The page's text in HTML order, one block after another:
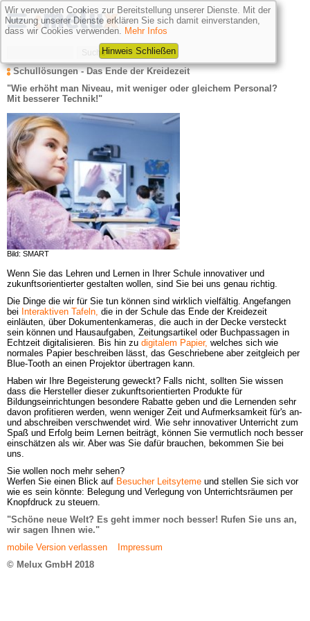
Schullösungen - Das Ende der Kreidezeit
"Wie erhöht man Niveau, mit weniger oder gleichem Personal?
Mit besserer Technik!"
Bild: SMART
Wenn Sie das Lehren und Lernen in Ihrer Schule innovativer und
zukunftsorientierter gestalten wollen, sind Sie bei uns genau richtig.
Die Dinge die wir für Sie tun können sind wirklich vielfältig. Angefangen
bei Interaktiven Tafeln, die in der Schule das Ende der Kreidezeit
einläuten, über Dokumentenkameras, die auch in der Decke versteckt
sein können und Hausaufgaben, Zeitungsartikel oder Buchpassagen in
Echtzeit digitalisieren. Bis hin zu digitalem Papier, welches sich wie
normales Papier beschreiben lässt, das Geschriebene aber zeitgleich per
Haben wir Ihre Begeisterung geweckt? Falls nicht, sollten Sie wissen
dass die Hersteller dieser zukunftsorientierten Produkte für
Bildungseinrichtungen besondere Rabatte geben und die Lernenden sehr
davon profitieren werden, wenn weniger Zeit und Aufmerksamkeit für's an-
und abschreiben verschwendet wird. Wie sehr innovativer Unterricht zum
Spaß und Erfolg beim Lernen beiträgt, können Sie vermutlich noch besser
einschätzen als wir. Aber was Sie dafür brauchen, bekommen Sie bei
uns.
Sie wollen noch mehr sehen?
Werfen Sie einen Blick auf Besucher Leitsyteme und stellen Sie sich vor
wie es sein könnte: Belegung und Verlegung von Unterrichtsräumen per
Knopfdruck zu steuern.
"Schöne neue Welt? Es geht immer noch besser! Rufen Sie uns an,
wir sagen Ihnen wie."
mobile Version verlassen
Impressum
© Melux GmbH 2018
Wir verwenden Cookies zur Bereitstellung unserer Dienste. Mit der
Nutzung unserer Dienste erklären Sie sich damit einverstanden,
dass wir Cookies verwenden. Mehr Infos
Hinweis Schließen